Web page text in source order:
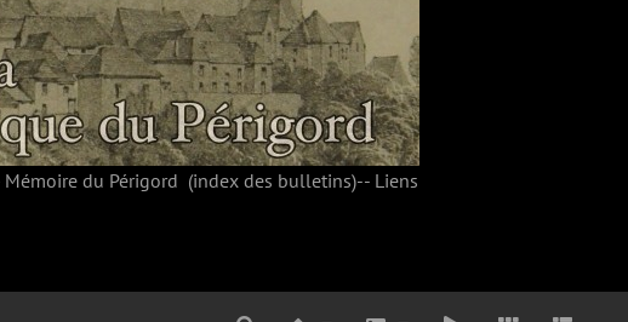
Mémoire du Périgord (index des bulletins)-- Liens